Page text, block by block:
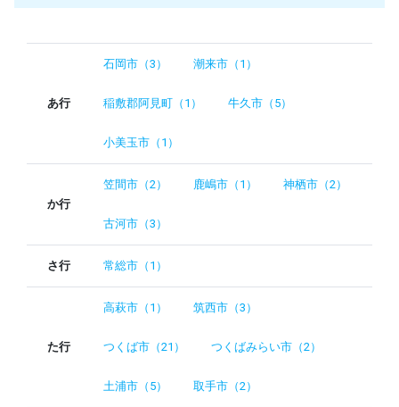
あ行
石岡市（3） 潮来市（1）
稲敷郡阿見町（1） 牛久市（5）
小美玉市（1）
か行
笠間市（2） 鹿嶋市（1） 神栖市（2）
古河市（3）
さ行 常総市（1）
た行
高萩市（1） 筑西市（3）
つくば市（21） つくばみらい市（2）
土浦市（5） 取手市（2）